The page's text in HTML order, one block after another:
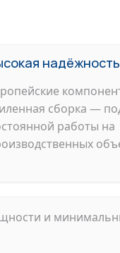
надёжность
сборка —
работы на
и